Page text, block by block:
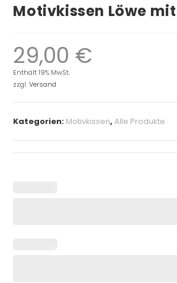
Motivkissen Löwe
29,00 €
Enthält 19% MwSt.
zzgl.Versand
Kategorien: Motivkissen,Alle Produkte